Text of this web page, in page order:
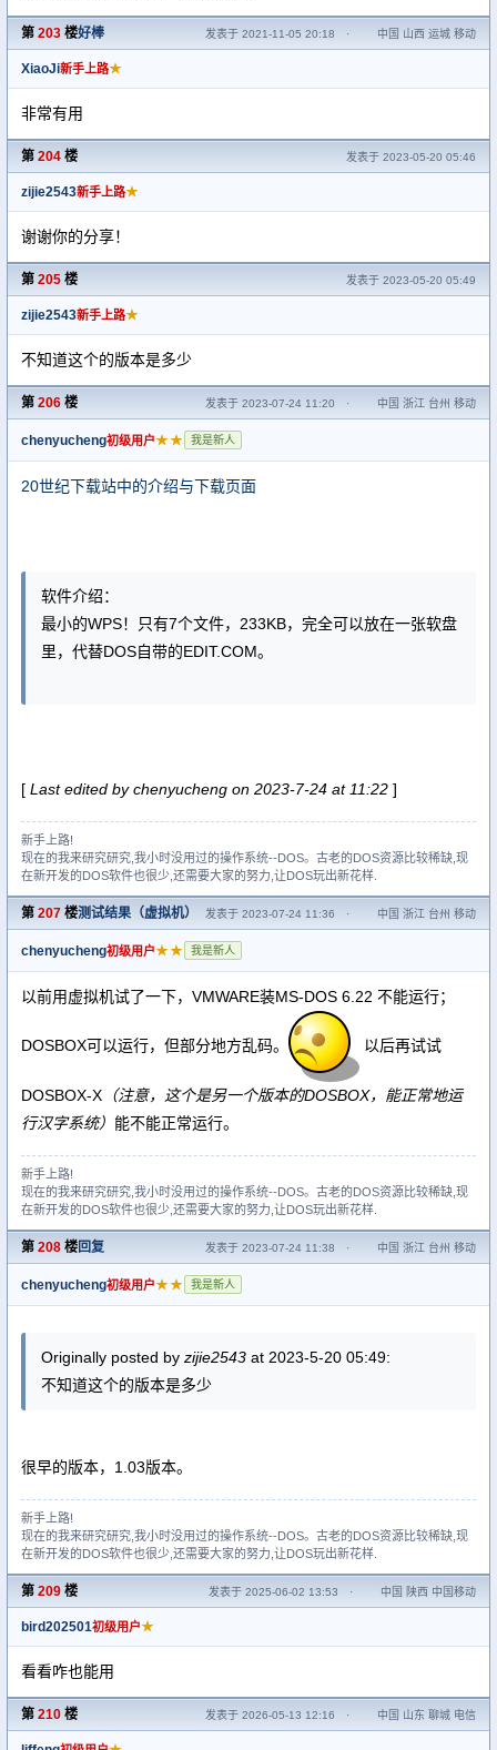
第 203 楼好棒 发表于 2021-11-05 20:18 · 中国 山西 运城 移动
XiaoJi新手上路★
非常有用
第 204 楼 发表于 2023-05-20 05:46
zijie2543新手上路★
谢谢你的分享！
第 205 楼 发表于 2023-05-20 05:49
zijie2543新手上路★
不知道这个的版本是多少
第 206 楼 发表于 2023-07-24 11:20 · 中国 浙江 台州 移动
chenyucheng初级用户★★ 我是新人
20世纪下载站中的介绍与下载页面
软件介绍：
最小的WPS！只有7个文件，233KB，完全可以放在一张软盘
里，代替DOS自带的EDIT.COM。
[ Last edited by chenyucheng on 2023-7-24 at 11:22 ]
新手上路!
现在的我来研究研究,我小时没用过的操作系统--DOS。古老的DOS资源比较稀缺,现
在新开发的DOS软件也很少,还需要大家的努力,让DOS玩出新花样.
第 207 楼测试结果（虚拟机） 发表于 2023-07-24 11:36 · 中国 浙江 台州 移动
chenyucheng初级用户★★ 我是新人
以前用虚拟机试了一下，VMWARE装MS-DOS 6.22 不能运行；
DOSBOX可以运行，但部分地方乱码。 以后再试试
DOSBOX-X （注意，这个是另一个版本的DOSBOX，能正常地运
行汉字系统） 能不能正常运行。
新手上路!
现在的我来研究研究,我小时没用过的操作系统--DOS。古老的DOS资源比较稀缺,现
在新开发的DOS软件也很少,还需要大家的努力,让DOS玩出新花样.
第 208 楼回复 发表于 2023-07-24 11:38 · 中国 浙江 台州 移动
chenyucheng初级用户★★ 我是新人
Originally posted by zijie2543 at 2023-5-20 05:49:
不知道这个的版本是多少
很早的版本，1.03版本。
新手上路!
现在的我来研究研究,我小时没用过的操作系统--DOS。古老的DOS资源比较稀缺,现
在新开发的DOS软件也很少,还需要大家的努力,让DOS玩出新花样.
第 209 楼 发表于 2025-06-02 13:53 · 中国 陕西 中国移动
bird202501初级用户★
看看咋也能用
第 210 楼 发表于 2026-05-13 12:16 · 中国 山东 聊城 电信